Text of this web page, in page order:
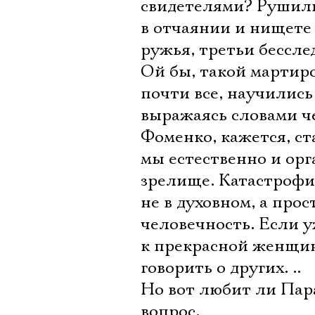
свидетелями?
в отчаянии и нищете
ружья, третьи
Ой бы, такой
почти все,
выражаясь словами
Фоменко, кажется,
мы естественно и
зрелище.
не в духовном, а
человечность. Если
к прекрасной
говорить о других. ..
Но вот любит ли